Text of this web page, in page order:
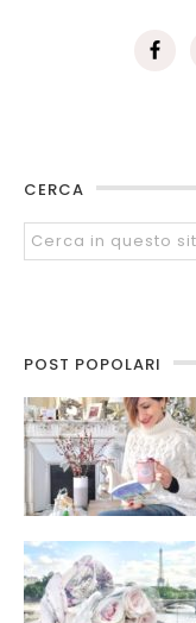
CERCA
POST POPOLARI